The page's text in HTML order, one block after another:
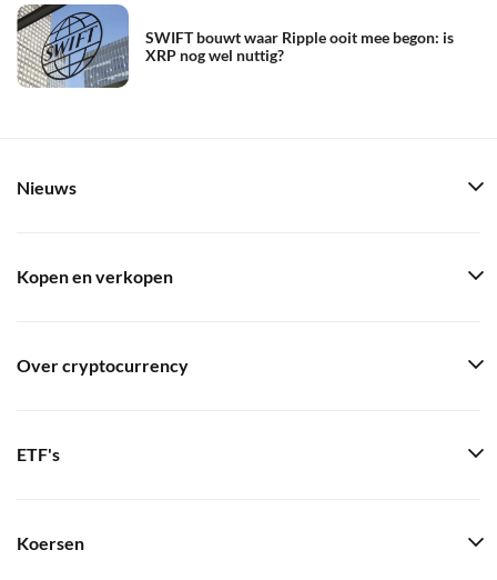
SWIFT bouwt waar Ripple ooit mee begon: is
XRP nog wel nuttig?
Nieuws
Kopen en verkopen
Over cryptocurrency
ETF's
Koersen